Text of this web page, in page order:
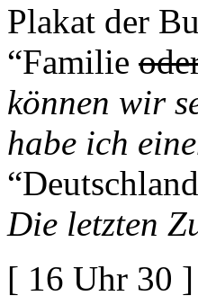
Plakat der
“Familie
können wir
habe ich
Die letzten
[ 16 Uhr 30